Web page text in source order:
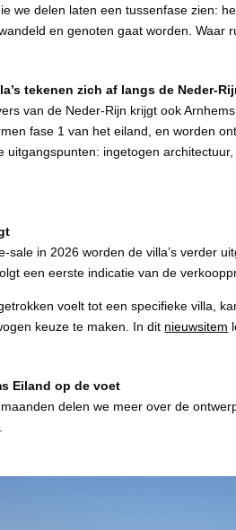
we delen laten een tussenfase zien:
en genoten gaat worden. Waar
tekenen zich af langs de Neder-
van de Neder-Rijn krijgt ook
fase 1 van het eiland, en worden
uitgangspunten: ingetogen
sale in 2026 worden de villa’s verder
een eerste indicatie van de
voelt tot een specifieke villa,
keuze te maken. In dit nieuwsitem
Eiland op de voet
delen we meer over de